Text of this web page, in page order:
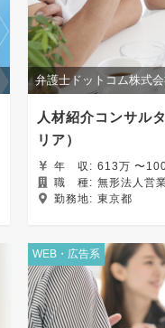
弁護士ドットコム株式
人材紹介コンサル
リア）
年 収:
613万 〜
職 種: 無形法人営
勤務地: 東京都
WEB・広告系